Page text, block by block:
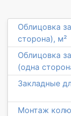
Облицовка
сторона), м²
Облицовка
(одна
Закладные
Монтаж